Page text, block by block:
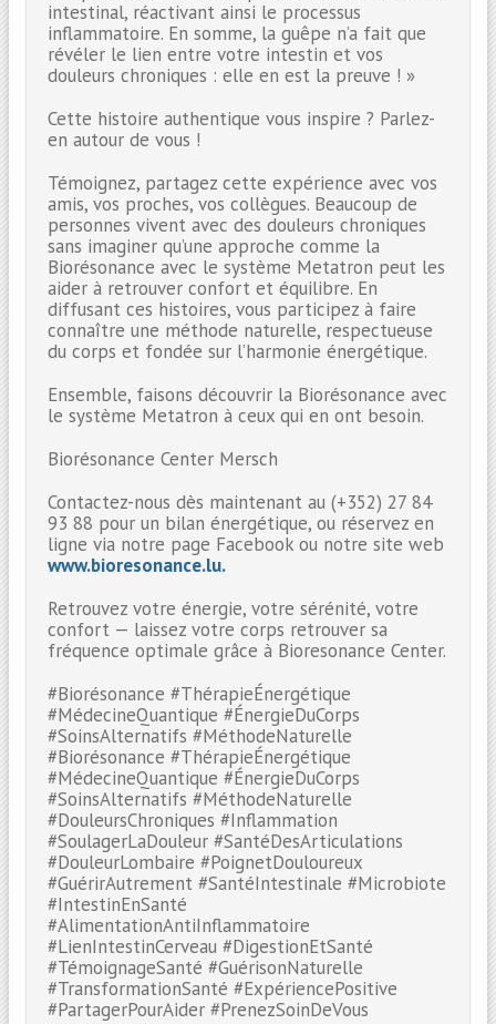
intestinal, réactivant ainsi le processus
inflammatoire. En somme, la guêpe n’a fait que
révéler le lien entre votre intestin et vos
douleurs chroniques : elle en est la preuve ! »
Cette histoire authentique vous inspire ? Parlez-
en autour de vous !
Témoignez, partagez cette expérience avec vos
amis, vos proches, vos collègues. Beaucoup de
personnes vivent avec des douleurs chroniques
sans imaginer qu’une approche comme la
Biorésonance avec le système Metatron peut les
aider à retrouver confort et équilibre. En
diffusant ces histoires, vous participez à faire
connaître une méthode naturelle, respectueuse
du corps et fondée sur l’harmonie énergétique.
Ensemble, faisons découvrir la Biorésonance avec
le système Metatron à ceux qui en ont besoin.
Biorésonance Center Mersch
Contactez-nous dès maintenant au (+352) 27 84
93 88 pour un bilan énergétique, ou réservez en
ligne via notre page Facebook ou notre site web
www.bioresonance.lu.
Retrouvez votre énergie, votre sérénité, votre
confort — laissez votre corps retrouver sa
fréquence optimale grâce à Bioresonance Center.
#Biorésonance #ThérapieÉnergétique
#MédecineQuantique #ÉnergieDuCorps
#SoinsAlternatifs #MéthodeNaturelle
#Biorésonance #ThérapieÉnergétique
#MédecineQuantique #ÉnergieDuCorps
#SoinsAlternatifs #MéthodeNaturelle
#DouleursChroniques #Inflammation
#SoulagerLaDouleur #SantéDesArticulations
#DouleurLombaire #PoignetDouloureux
#GuérirAutrement #SantéIntestinale #Microbiote
#IntestinEnSanté
#AlimentationAntiInflammatoire
#LienIntestinCerveau #DigestionEtSanté
#TémoignageSanté #GuérisonNaturelle
#TransformationSanté #ExpériencePositive
#PartagerPourAider #PrenezSoinDeVous